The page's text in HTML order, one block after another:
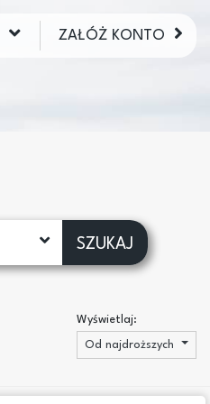
ZAŁÓŻ KONTO
SZUKAJ
Wyświetlaj:
Od najdroższych